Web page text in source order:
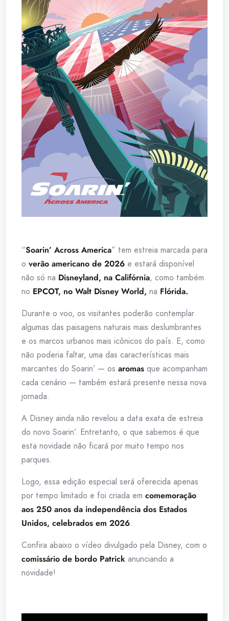
“Soarin’ Across America” tem estreia marcada para
o verão americano de 2026 e estará disponível
não só na Disneyland, na Califórnia, como também
no EPCOT, no Walt Disney World, na Flórida.
Durante o voo, os visitantes poderão contemplar
algumas das paisagens naturais mais deslumbrantes
e os marcos urbanos mais icônicos do país. E, como
não poderia faltar, uma das características mais
marcantes do Soarin’ — os aromas que acompanham
cada cenário — também estará presente nessa nova
jornada.
A Disney ainda não revelou a data exata de estreia
do novo Soarin’. Entretanto, o que sabemos é que
esta novidade não ficará por muito tempo nos
parques.
Logo, essa edição especial será oferecida apenas
por tempo limitado e foi criada em comemoração
aos 250 anos da independência dos Estados
Unidos, celebrados em 2026.
Confira abaixo o vídeo divulgado pela Disney, com o
comissário de bordo Patrick anunciando a
novidade!